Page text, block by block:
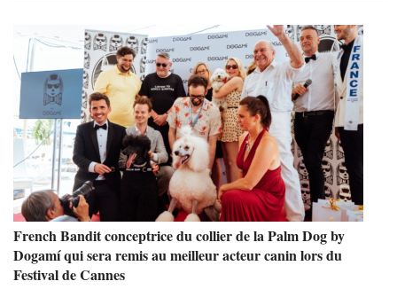
French Bandit conceptrice du collier de la Palm Dog by
Dogamí qui sera remis au meilleur acteur canin lors du
Festival de Cannes